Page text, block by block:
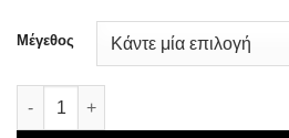
was:
€27,00.
τιμή
είναι:
Μέγεθος
Melissa Brown Πυτζάμα Satin